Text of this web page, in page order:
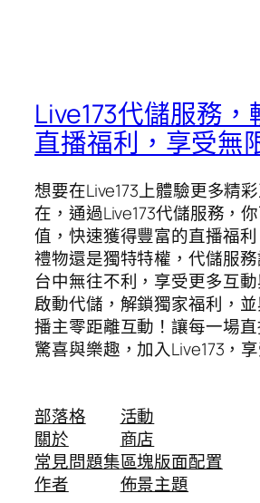
Live173代儲服務，
直播福利，享受無
想要在Live173上體驗更多精
在，通過Live173代儲服務，
值，快速獲得豐富的直播福
禮物還是獨特特權，代儲服
台中無往不利，享受更多互
啟動代儲，解鎖獨家福利，
播主零距離互動！讓每一場
驚喜與樂趣，加入Live173，
部落格
關於
常見問題集
作者
活動
商店
區塊版面配置
佈景主題